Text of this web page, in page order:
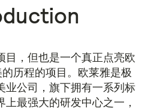
目，但也是一个真正点亮欧
历程的项目。欧莱雅是极
业公司，旗下拥有一系列标
最强大的研发中心之一，